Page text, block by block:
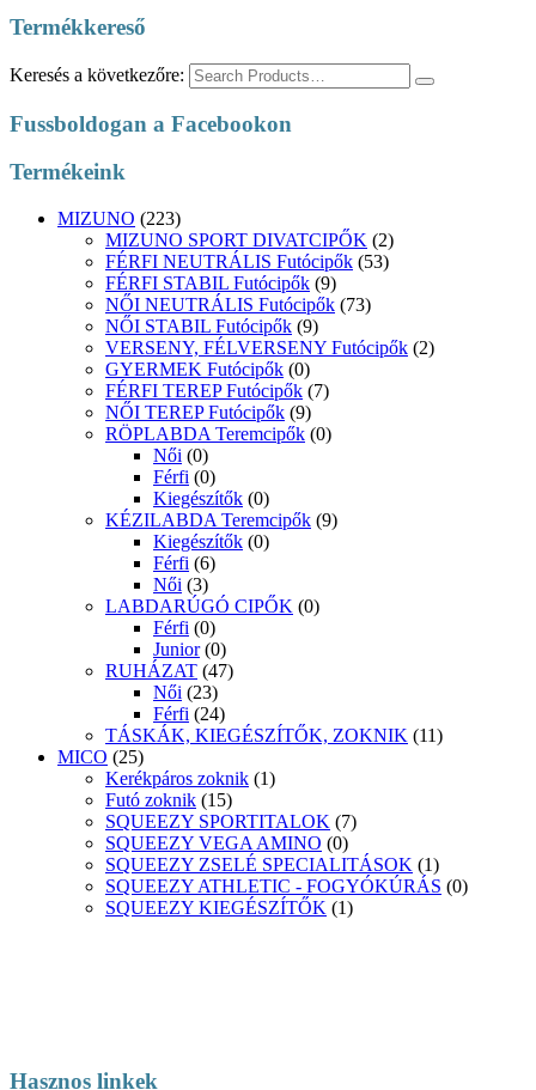
Termékkereső
Keresés a következőre:
Fussboldogan a Facebookon
Termékeink
MIZUNO (223)
MIZUNO SPORT DIVATCIPŐK (2)
FÉRFI NEUTRÁLIS Futócipők (53)
FÉRFI STABIL Futócipők (9)
NŐI NEUTRÁLIS Futócipők (73)
NŐI STABIL Futócipők (9)
VERSENY, FÉLVERSENY Futócipők (2)
GYERMEK Futócipők (0)
FÉRFI TEREP Futócipők (7)
NŐI TEREP Futócipők (9)
RÖPLABDA Teremcipők (0)
Női (0)
Férfi (0)
Kiegészítők (0)
KÉZILABDA Teremcipők (9)
Kiegészítők (0)
Férfi (6)
Női (3)
LABDARÚGÓ CIPŐK (0)
Férfi (0)
Junior (0)
RUHÁZAT (47)
Női (23)
Férfi (24)
TÁSKÁK, KIEGÉSZÍTŐK, ZOKNIK (11)
MICO (25)
Kerékpáros zoknik (1)
Futó zoknik (15)
SQUEEZY SPORTITALOK (7)
SQUEEZY VEGA AMINO (0)
SQUEEZY ZSELÉ SPECIALITÁSOK (1)
SQUEEZY ATHLETIC - FOGYÓKÚRÁS (0)
SQUEEZY KIEGÉSZÍTŐK (1)
Hasznos linkek